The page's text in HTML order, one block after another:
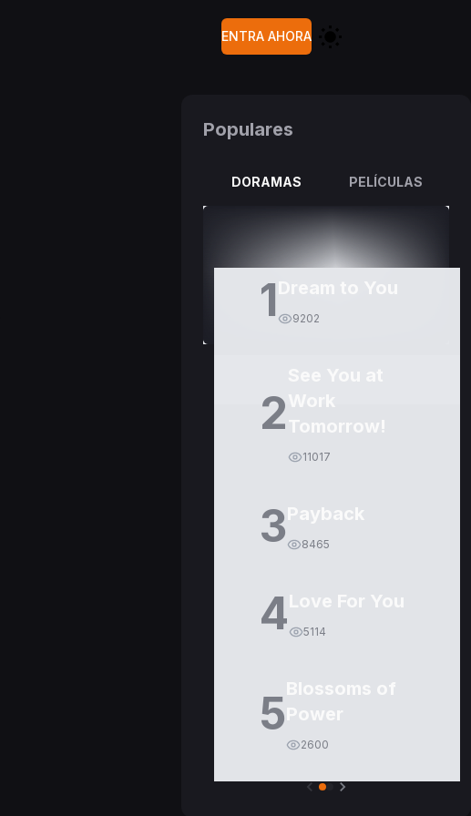
ENTRA AHORA
Populares
DORAMAS PELÍCULAS
1 9202
2Work
Tomorrow!
11017
3Payback
8465
4Love For You
5114
5Blossoms of
Power
2600